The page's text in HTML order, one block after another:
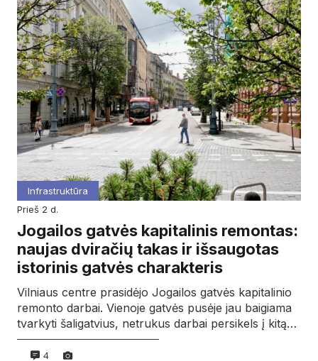
Infrastruktūra
prieš 2 d.
Jogailos gatvės kapitalinis remontas:
naujas dviračių takas ir išsaugotas
istorinis gatvės charakteris
Vilniaus centre prasidėjo Jogailos gatvės kapitalinio
remonto darbai. Vienoje gatvės pusėje jau baigiama
tvarkyti šaligatvius, netrukus darbai persikels į kitą…
4